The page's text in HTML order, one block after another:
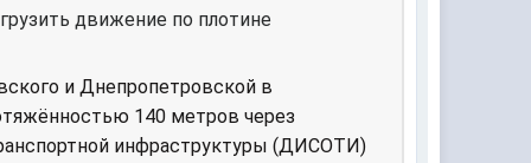
движение по плотине
и Днепропетровской в
140 метров через
инфраструктуры (ДИСОТИ)